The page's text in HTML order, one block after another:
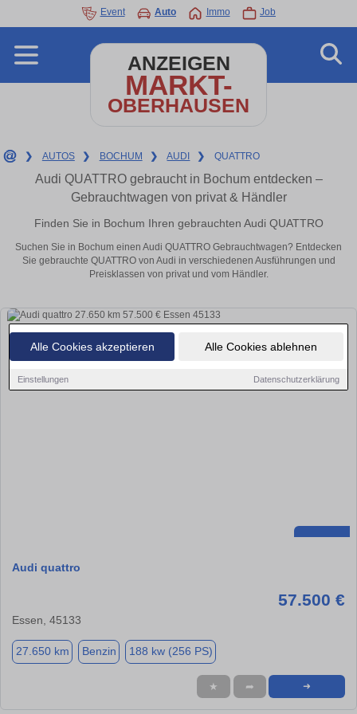
Alle Cookies akzeptieren Alle Cookies ablehnen
Einstellungen Datenschutzerklärung
Event Auto Immo Job
ANZEIGEN
MARKT-
OBERHAUSEN
❯ AUTOS ❯ BOCHUM ❯ AUDI ❯ QUATTRO
Audi QUATTRO gebraucht in Bochum entdecken –
Gebrauchtwagen von privat & Händler
Finden Sie in Bochum Ihren gebrauchten Audi QUATTRO
Suchen Sie in Bochum einen Audi QUATTRO Gebrauchtwagen? Entdecken
Sie gebrauchte QUATTRO von Audi in verschiedenen Ausführungen und
Preisklassen von privat und vom Händler.
Audi quattro
57.500 €
Essen, 45133
27.650 km Benzin 188 kw (256 PS)
★ ➦ ➜